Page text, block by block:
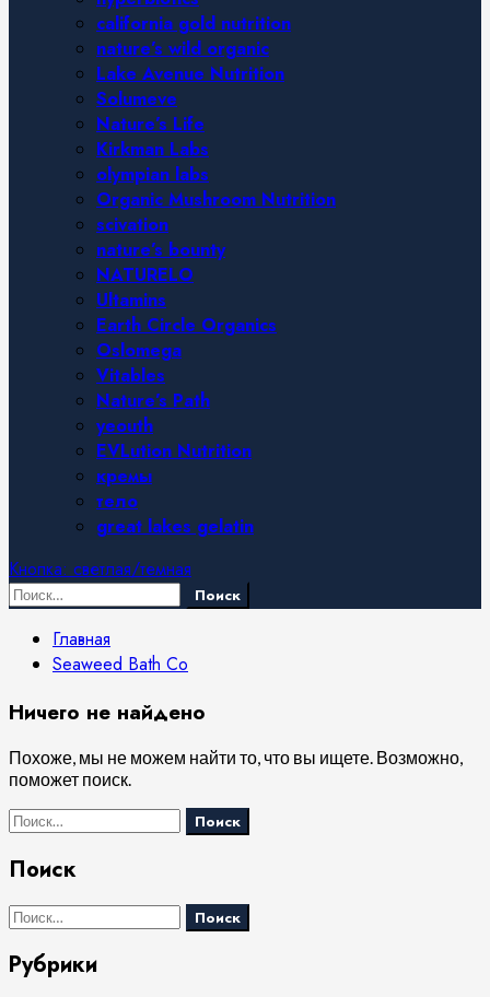
california gold nutrition
nature’s wild organic
Lake Avenue Nutrition
Solumeve
Nature’s Life
Kirkman Labs
olympian labs
Organic Mushroom Nutrition
scivation
nature’s bounty
NATURELO
Ultamins
Earth Circle Organics
Oslomega
Vitables
Nature’s Path
yeouth
EVLution Nutrition
кремы
тело
great lakes gelatin
Кнопка: светлая/темная
Найти:
Главная
Seaweed Bath Co
Ничего не найдено
Похоже, мы не можем найти то, что вы ищете. Возможно,
поможет поиск.
Найти:
Поиск
Найти:
Рубрики